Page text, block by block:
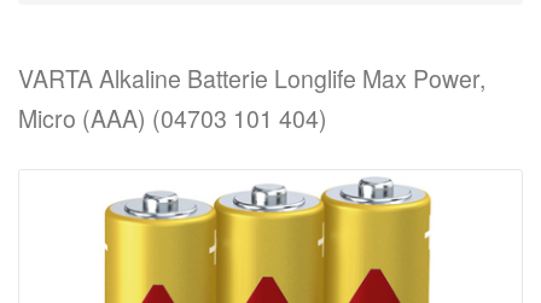
VARTA Alkaline Batterie Longlife Max Power,
Micro (AAA) (04703 101 404)